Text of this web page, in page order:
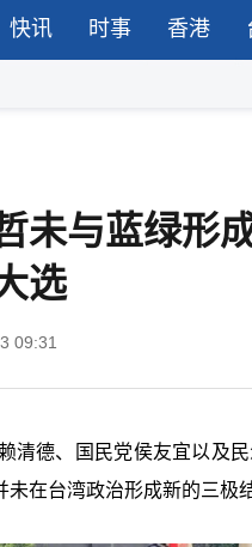
快讯 时事 香港
未与蓝绿形
选
09:31
清德、国民党侯友宜以及
在台湾政治形成新的三极